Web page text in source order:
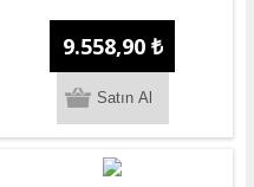
9.558,90 ₺